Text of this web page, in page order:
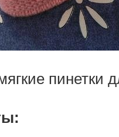
пинетки